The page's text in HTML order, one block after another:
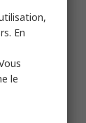
En
le